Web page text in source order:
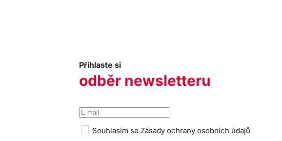
Přihlaste si
odběr newsletteru
Souhlasím se Zásady ochrany osobních údajů